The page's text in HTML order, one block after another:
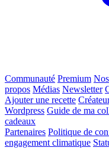
Communauté Premium
propos Médias Newsletter
Ajouter une recette
Wordpress Guide de ma
cadeaux
Partenaires Politique de
engagement climatique